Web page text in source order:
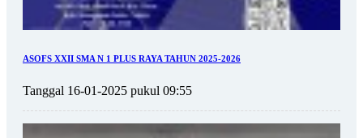
ASOFS XXII SMA N 1 PLUS RAYA TAHUN 2025-2026
Tanggal 16-01-2025 pukul 09:55